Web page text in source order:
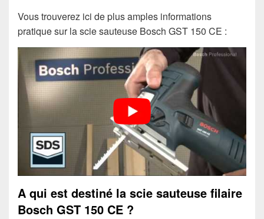
Vous trouverez ici de plus amples informations
pratique sur la scie sauteuse Bosch GST 150 CE :
A qui est destiné la scie sauteuse filaire
Bosch GST 150 CE ?